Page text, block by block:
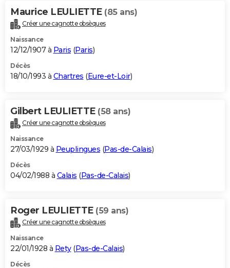
Maurice LEULIETTE (85 ans)
Créer une cagnotte obsèques
Naissance
12/12/1907 à Paris (Paris)
Décès
18/10/1993 à Chartres (Eure-et-Loir)
Gilbert LEULIETTE (58 ans)
Créer une cagnotte obsèques
Naissance
27/03/1929 à Peuplingues (Pas-de-Calais)
Décès
04/02/1988 à Calais (Pas-de-Calais)
Roger LEULIETTE (59 ans)
Créer une cagnotte obsèques
Naissance
22/01/1928 à Rety(Pas-de-Calais)
Décès